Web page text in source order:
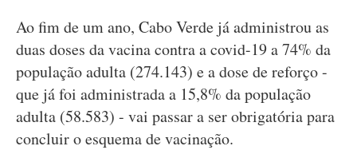
Ao fim de um ano, Cabo Verde já administrou as
duas doses da vacina contra a covid-19 a 74% da
população adulta (274.143) e a dose de reforço -
que já foi administrada a 15,8% da população
adulta (58.583) - vai passar a ser obrigatória para
concluir o esquema de vacinação.